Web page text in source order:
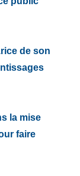
de son
la mise
faire